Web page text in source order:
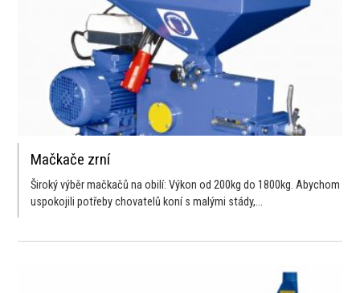
Mačkače zrní
Široký výběr mačkačů na obilí: Výkon od 200kg do 1800kg. Abychom
uspokojili potřeby chovatelů koní s malými stády,...